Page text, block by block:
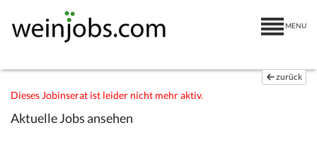
MENU
zurück
Dieses Jobinserat ist leider nicht mehr aktiv.
Aktuelle Jobs ansehen